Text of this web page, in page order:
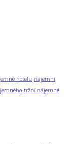
hotelu nájemní
tržní nájemné